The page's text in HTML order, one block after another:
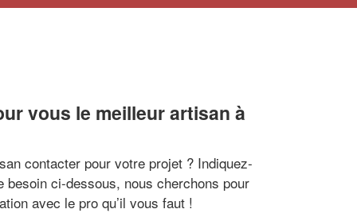
vous le meilleur artisan à
contacter pour votre projet ? Indiquez-
besoin ci-dessous, nous cherchons pour
avec le pro qu’il vous faut !